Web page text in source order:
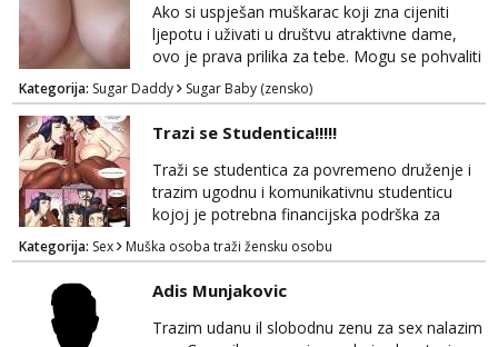
Ako si uspješan muškarac koji zna cijeniti
ljepotu i uživati u društvu atraktivne dame,
ovo je prava prilika za tebe. Mogu se pohvaliti
prekrasnim licem, dugom, njegovanom
kosom i fit figurom. Moje grudi su broj 4,a
guza je, bez lažne skromnosti, prava top
forma. Diskretno i opušteno druženje je moj
stil, bez dugačkih dopisivanja, putovanja ili
javnih pojavljivanja. Što nudim: - atraktivno i
ugo...
Kategorija: Sugar Daddy Sugar Baby (zensko)
Trazi se Studentica!!!!!
Traži se studentica za povremeno druženje i
trazim ugodnu i komunikativnu studenticu
kojoj je potrebna financijska podrška za
povremeno druženje Fleksibilno vrijeme i
odličan honorar po dogovoru. Ako si
zainteresirana i želiš saznati više detalja, javi
se telegram +385 99 850 1488 Diskrecija
zajamčena.
Kategorija: Sex Muška osoba traži žensku osobu
Adis Munjakovic
Trazim udanu il slobodnu zenu za sex nalazim